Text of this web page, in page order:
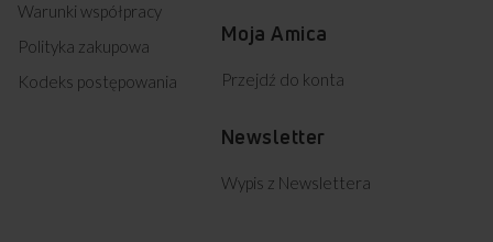
Warunki współpracy
Polityka zakupowa
Kodeks postępowania
Moja Amica
Przejdź do konta
Newsletter
Wypis z Newslettera